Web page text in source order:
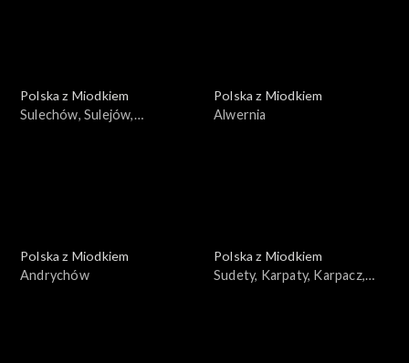
Polska z Miodkiem
Sulechów, Sulejów,
Polska z Miodkiem
Alwernia
Polska z Miodkiem
Andrychów
Polska z Miodkiem
Sudety, Karpaty, Karpacz,